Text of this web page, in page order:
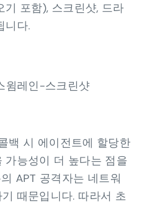
포함), 스크린샷, 드라
니다.
백 시 에이전트에 할당한
가능성이 더 높다는 점을
APT 공격자는 네트워
때문입니다. 따라서 초